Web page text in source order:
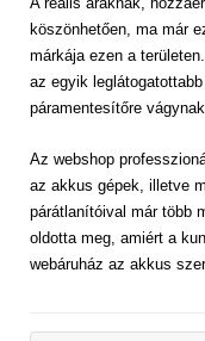
köszönhetően, ma már
márkája ezen a
az egyik
páramentesítőre vágynak.
Az webshop
az akkus gépek, illetve
párátlanítóival már több
oldotta meg, amiért a
webáruház az akkus